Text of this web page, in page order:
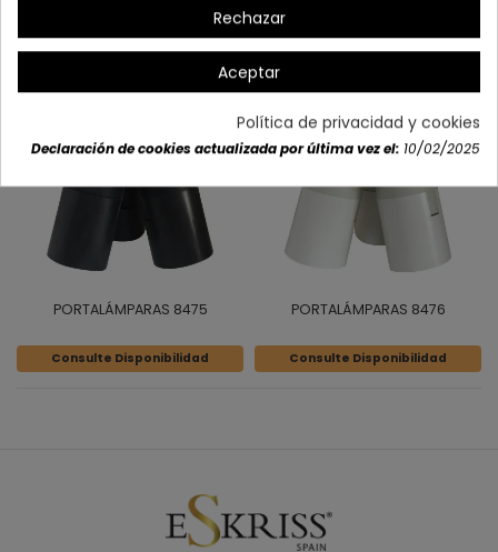
En Stock En Stock
PORTALÁMPARAS 8475
Consulte Disponibilidad
PORTALÁMPARAS 8476
Consulte Disponibilidad
Rechazar
Aceptar
Política de privacidad y cookies
Declaración de cookies actualizada por última vez el: 10/02/2025